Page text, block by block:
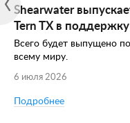
Shearwater
Tern TX в
Всего будет выпущено
всему миру.
6 июля 2026
Подробнее